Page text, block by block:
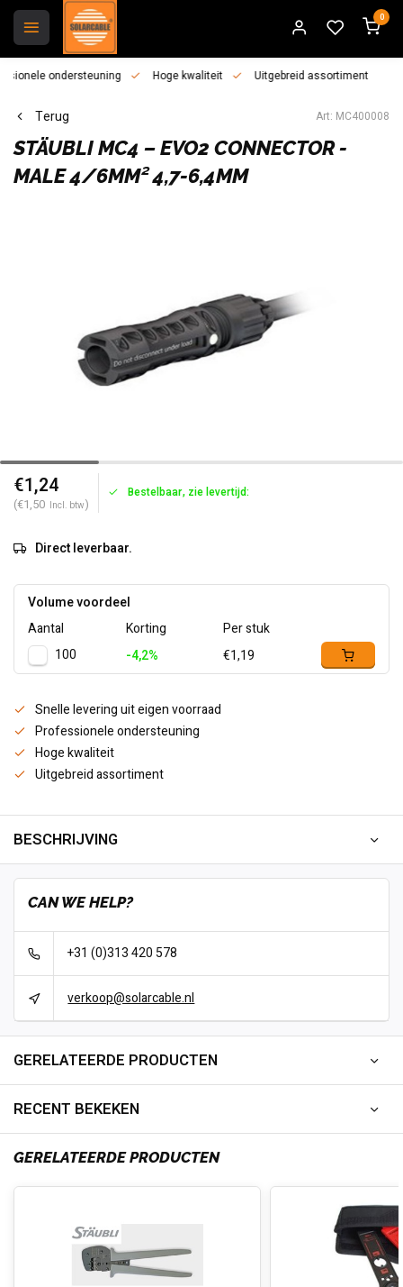
0
ondersteuning Hoge kwaliteit Uitgebreid assortiment
Terug Art: MC400008
STÄUBLIMC4 – EVO2 CONNECTOR -
MALE 4/6MM² 4,7-6,4MM
€1,24
(€1,50 Incl. btw)
Bestelbaar, zie levertijd:
Direct leverbaar.
Volume voordeel
Aantal
Korting
Per stuk
100
-4,2% €1,19
Snelle levering uit eigen voorraad
Professionele ondersteuning
Hoge kwaliteit
Uitgebreid assortiment
BESCHRIJVING
CAN WE HELP?
+31 (0)313 420 578
verkoop@solarcable.nl
GERELATEERDE PRODUCTEN
RECENT BEKEKEN
GERELATEERDE PRODUCTEN